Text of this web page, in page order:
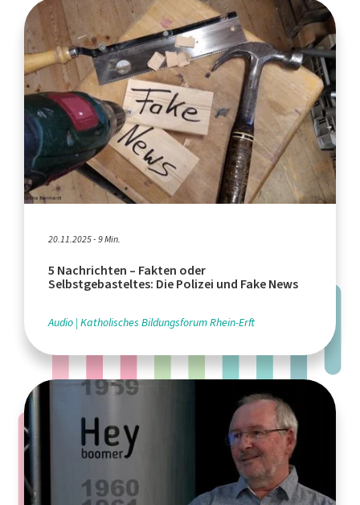
20.11.2025 - 9 Min.
5 Nachrichten – Fakten oder
Selbstgebasteltes: Die Polizei und Fake News
Audio Katholisches Bildungsforum Rhein-Erft